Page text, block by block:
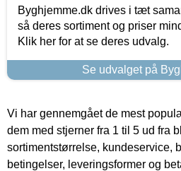
Byghjemme.dk drives i tæt
så deres sortiment og priser
Klik her for at se deres udvalg.
Se udvalget på
Vi har gennemgået de mest
dem med stjerner fra 1 til 5 ud fra
sortimentstørrelse, kundeservice,
betingelser, leveringsformer og